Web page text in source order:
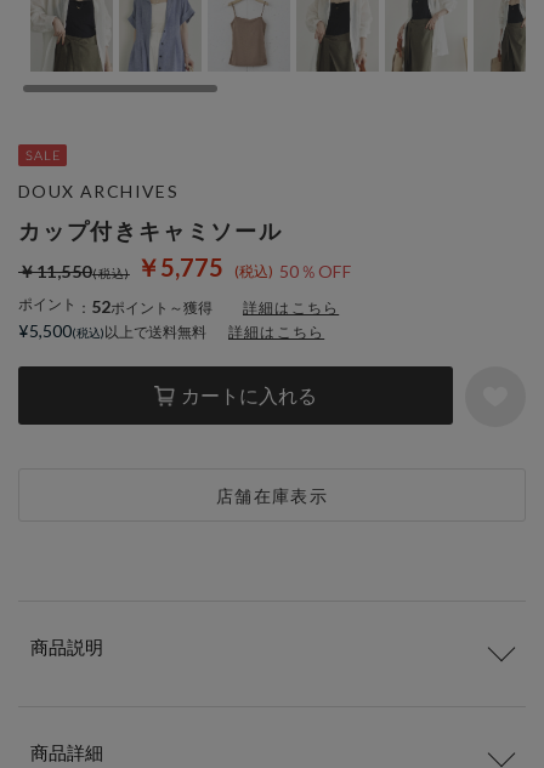
カップ付きキャミソール
￥5,775 50％OFF
￥11,550
ポイント ： 52ポイント～獲得 詳細はこちら
カートに入れる
店舗在庫表示
DOUX ARCHIVES
¥5,500 以上で送料無料 詳細はこちら
商品説明
商品詳細